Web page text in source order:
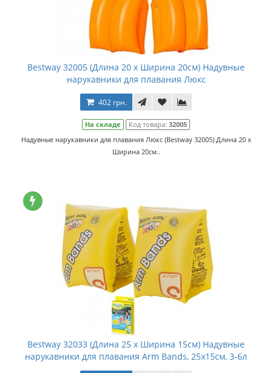
Bestway 32005 (Длина 20 x Ширина 20см) Надувные
нарукавники для плавания Люкс
402 грн.
На складе Код товара: 32005
Надувные нарукавники для плавания Люкс (Bestway 32005) Длина 20 x
Ширина 20см..
Bestway 32033 (Длина 25 x Ширина 15см) Надувные
нарукавники для плавания Arm Bands, 25x15см, 3-6л